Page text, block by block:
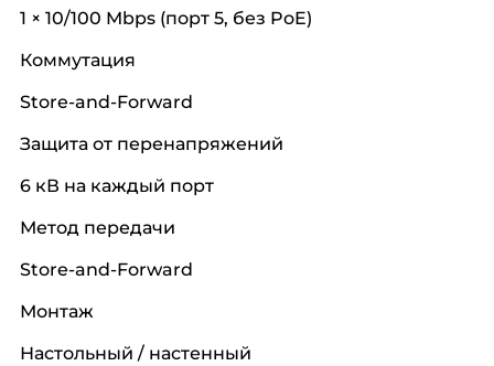
1 × 10/100 Mbps (порт 5, без PoE)
Коммутация
Store-and-Forward
Защита от перенапряжений
6 кВ на каждый порт
Метод передачи
Store-and-Forward
Монтаж
Настольный / настенный